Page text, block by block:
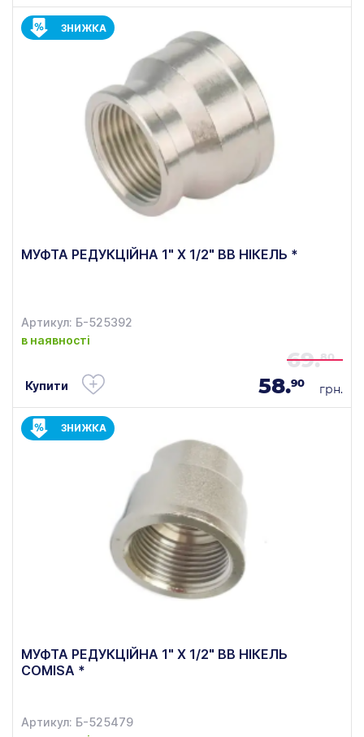
ЗНИЖКА
МУФТА РЕДУКЦІЙНА 1" Х 1/2" ВВ НІКЕЛЬ *
Артикул: Б-525392
в наявності
69.80
Купити 58.90 грн.
ЗНИЖКА
МУФТА РЕДУКЦІЙНА 1" Х 1/2" ВВ НІКЕЛЬ
COMISA *
Артикул: Б-525479